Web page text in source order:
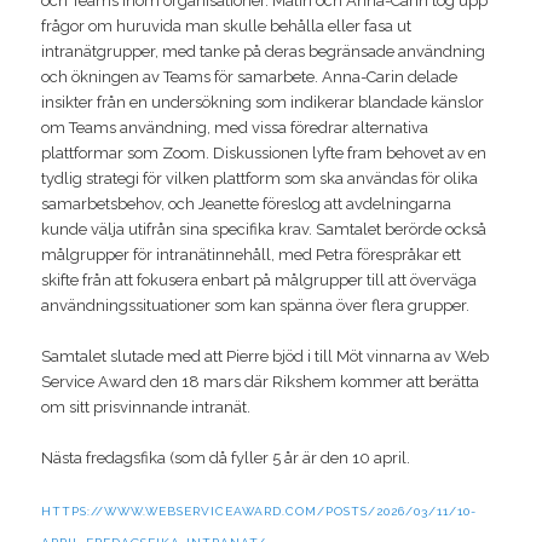
frågor om huruvida man skulle behålla eller fasa ut
intranätgrupper, med tanke på deras begränsade användning
och ökningen av Teams för samarbete. Anna-Carin delade
insikter från en undersökning som indikerar blandade känslor
om Teams användning, med vissa föredrar alternativa
plattformar som Zoom. Diskussionen lyfte fram behovet av en
tydlig strategi för vilken plattform som ska användas för olika
samarbetsbehov, och Jeanette föreslog att avdelningarna
kunde välja utifrån sina specifika krav. Samtalet berörde också
målgrupper för intranätinnehåll, med Petra förespråkar ett
skifte från att fokusera enbart på målgrupper till att överväga
användningssituationer som kan spänna över flera grupper.
Samtalet slutade med att Pierre bjöd i till Möt vinnarna av Web
Service Award den 18 mars där Rikshem kommer att berätta
om sitt prisvinnande intranät.
Nästa fredagsfika (som då fyller 5 år är den 10 april.
HTTPS://WWW.WEBSERVICEAWARD.COM/POSTS/2026/03/11/10-